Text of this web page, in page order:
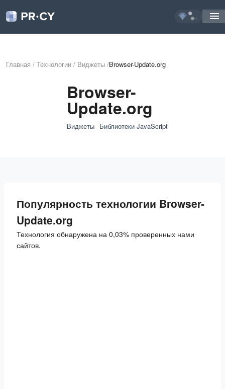
...
Главная / Технологии / Виджеты /Browser-Update.org
Browser-
Update.org
Виджеты Библиотеки JavaScript
Популярность технологии Browser-
Update.org
Технология обнаружена на 0,03% проверенных нами
сайтов.